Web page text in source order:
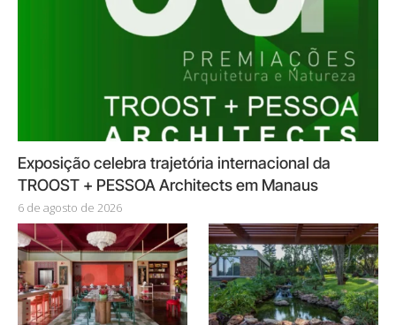
Exposição celebra trajetória internacional da
TROOST + PESSOA Architects em Manaus
6 de agosto de 2026